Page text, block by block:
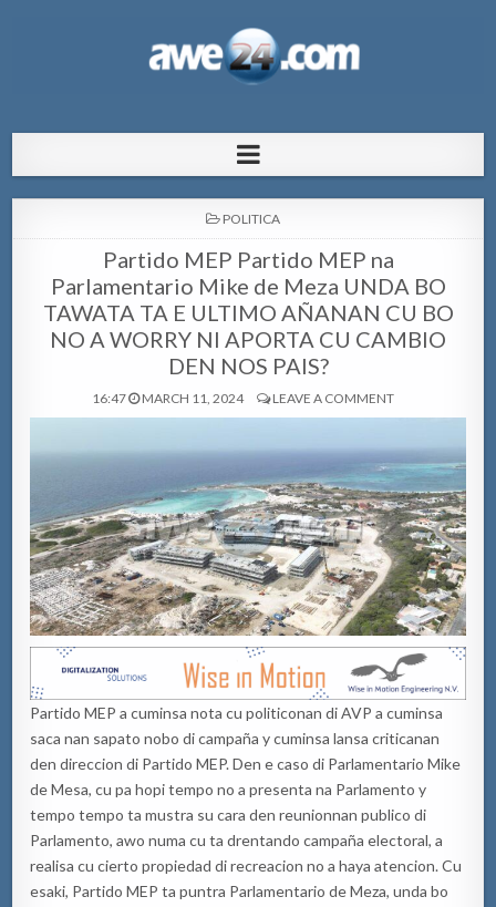
pa Aruba
POSTED
POLITICA
Partido MEP Partido MEP na
Parlamentario Mike de Meza UNDA BO
TAWATA TA E ULTIMO AÑANAN CU BO
NO A WORRY NI APORTA CU CAMBIO
DEN NOS PAIS?
16:47 MARCH 11, 2024 LEAVE A COMMENT
Partido MEP a cuminsa nota cu politiconan di AVP a cuminsa
saca nan sapato nobo di campaña y cuminsa lansa criticanan
den direccion di Partido MEP. Den e caso di Parlamentario Mike
de Mesa, cu pa hopi tempo no a presenta na Parlamento y
tempo tempo ta mustra su cara den reunionnan publico di
Parlamento, awo numa cu ta drentando campaña electoral, a
realisa cu cierto propiedad di recreacion no a haya atencion. Cu
esaki, Partido MEP ta puntra Parlamentario de Meza, unda bo